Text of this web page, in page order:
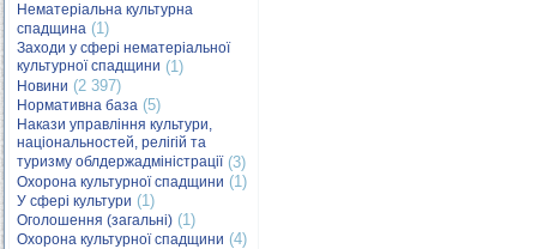
Нематеріальна культурна
спадщина (1)
Заходи у сфері нематеріальної
культурної спадщини (1)
Новини (2 397)
Нормативна база (5)
Накази управління культури,
національностей, релігій та
туризму облдержадміністрації(3)
Охорона культурної спадщини (1)
У сфері культури (1)
Оголошення (загальні) (1)
Охорона культурної спадщини (4)